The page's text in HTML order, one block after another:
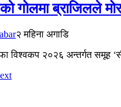
गोलमा ब्राजिलले
२ महिना अगाडि
विश्वकप २०२६ अन्तर्गत समूह